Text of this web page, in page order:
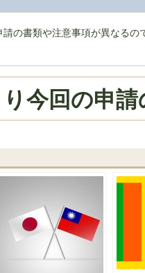
の書類や注意事項が異なる
今回の申